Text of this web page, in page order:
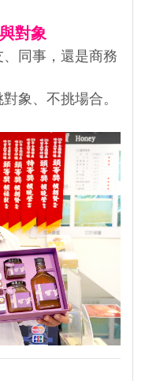
對象
同事，還是商務
象、不挑場合。